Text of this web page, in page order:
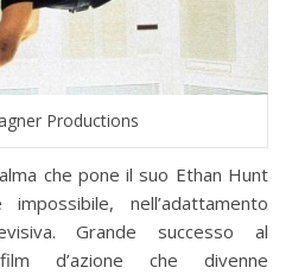
Productions
che pone il suo Ethan Hunt
nell’adattamento
Grande successo al
d’azione che divenne